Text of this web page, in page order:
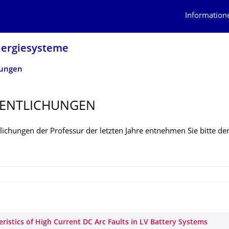
der Professur der letzten Jahre entnehmen Sie bitte
of High Current DC Arc Faults in LV Battery Systems